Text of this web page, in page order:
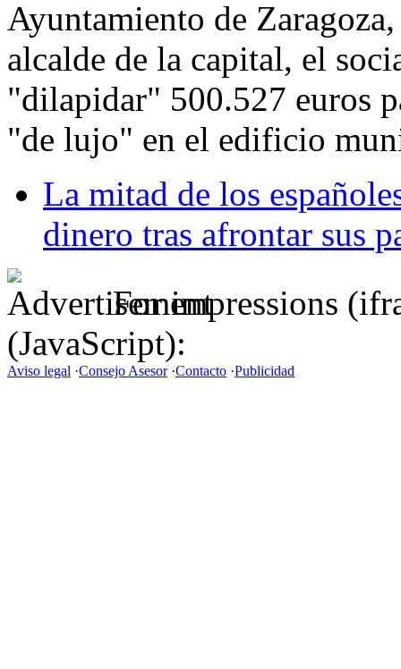
Ayuntamiento de
alcalde de la capital, el
"dilapidar" 500.527 euros
"de lujo" en el edificio
La mitad de los
dinero tras afrontar sus
For impressions
(JavaScript):
Aviso legal ·Consejo Asesor·Contacto ·Publicidad